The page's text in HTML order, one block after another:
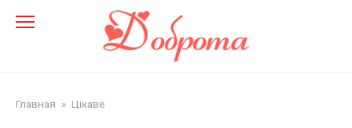
Главная » Цікаве